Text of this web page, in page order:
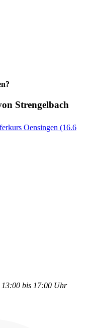
Strengelbach
Oensingen (16.6
bis 17:00 Uhr